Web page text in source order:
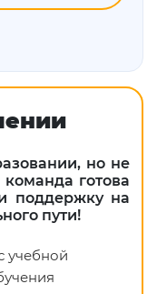
но не
готова
поддержку на
пути!
учебной